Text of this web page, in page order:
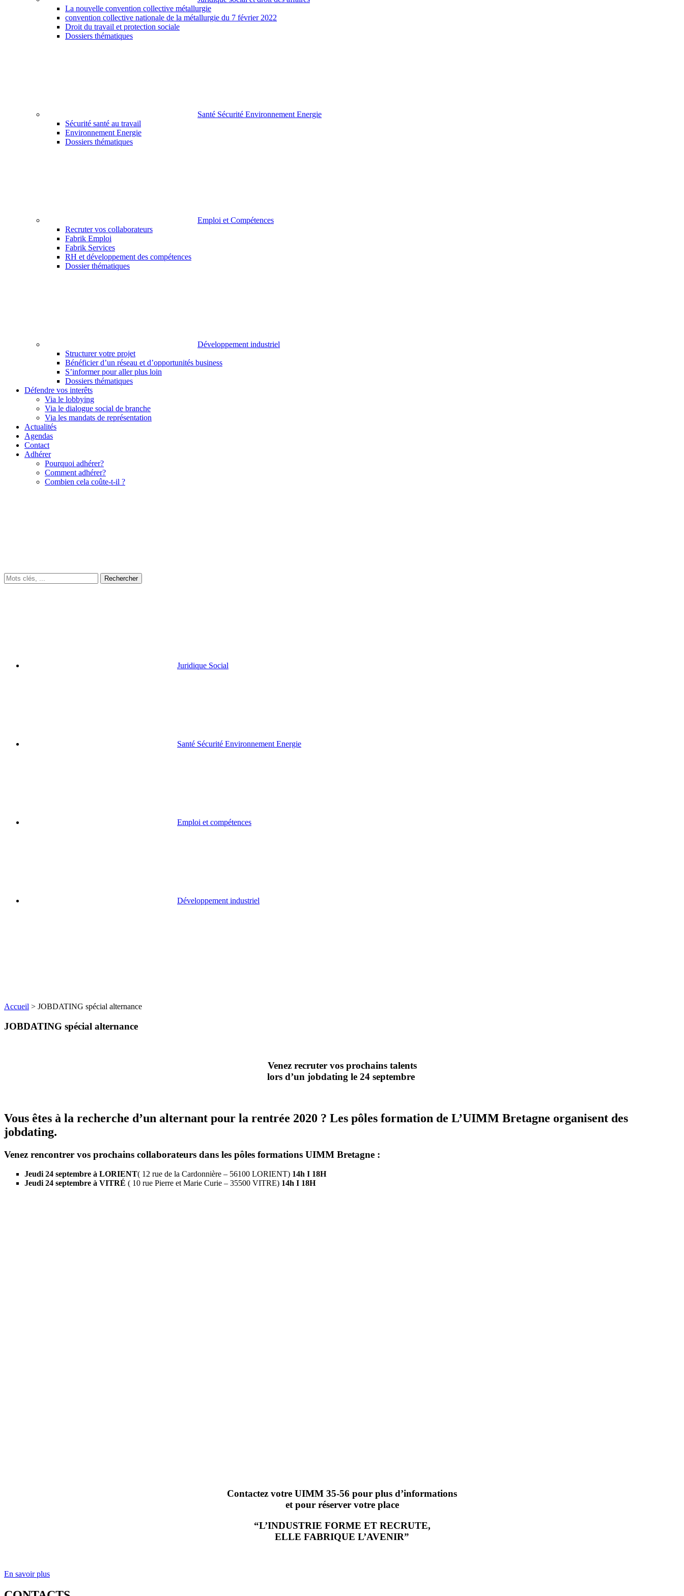
La nouvelle convention collective métallurgie
convention collective nationale de la métallurgie du 7 février 2022
Droit du travail et protection sociale
Dossiers thématiques
Santé Sécurité Environnement Energie
Sécurité santé au travail
Environnement Energie
Dossiers thématiques
Emploi et Compétences
Recruter vos collaborateurs
Fabrik Emploi
Fabrik Services
RH et développement des compétences
Dossier thématiques
Développement industriel
Structurer votre projet
Bénéficier d’un réseau et d’opportunités business
S’informer pour aller plus loin
Dossiers thématiques
Défendre vos interêts
Via le lobbying
Via le dialogue social de branche
Via les mandats de représentation
Actualités
Agendas
Contact
Adhérer
Pourquoi adhérer?
Comment adhérer?
Combien cela coûte-t-il ?
Juridique Social
Santé Sécurité Environnement Energie
Emploi et compétences
Développement industriel
Accueil > JOBDATING spécial alternance
JOBDATING spécial alternance
Venez recruter vos prochains talents
lors d’un jobdating le 24 septembre
Vous êtes à la recherche d’un alternant pour la rentrée 2020 ? Les pôles formation de L’UIMM Bretagne organisent des
jobdating.
Venez rencontrer vos prochains collaborateurs dans les pôles formations UIMM Bretagne :
Jeudi 24 septembre à LORIENT( 12 rue de la Cardonnière – 56100 LORIENT) 14h Ι 18H
Jeudi 24 septembre à VITRÉ ( 10 rue Pierre et Marie Curie – 35500 VITRE) 14h Ι 18H
Contactez votre UIMM 35-56 pour plus d’informations
et pour réserver votre place
“L’INDUSTRIE FORME ET RECRUTE,
ELLE FABRIQUE L’AVENIR”
En savoir plus